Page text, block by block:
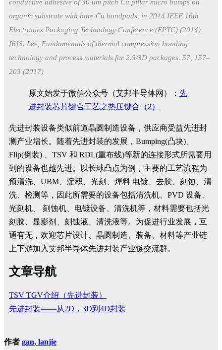
conductive adhesive of 30 um pitch Cu pillar micro bumps on
organic substrate with bare Cu bondpads, in 2014 IEEE 16th
Electronics Packaging Technology Conference (EPTC) (2014)
[6]S. Lee, Fundamentals of thermal compression bonding
technology and process materials for 2.5/3D packages. 57, 157–
203 (2017)
原文始发于微信公众号（艾邦半导体网）： 先
进封装芯片键合工艺之热压键合（2）
先进封装设备类似前道晶圆制造设备，供应商受益先进封
测产业增长。随着先进封装的发展，Bumping(凸块)、
Flip(倒装) 、TSV 和 RDL(重布线)等新的连接形式所需要用
到的设备也越先进。以长球凸点为例，主要的工艺流程为
预清洗、UBM、淀积、光刻、焊料 电镀、去胶、刻蚀、清
洗、检测等，因此所需要的设备包括清洗机、PVD 设备、
光刻机、 刻蚀机、电镀设备、清洗机等，材料需要包括光
刻胶、显影剂、刻蚀液、清洗液等。为促进行业发展，互
通有无，欢迎芯片设计、晶圆制造、装备、材料等产业链
上下游加入艾邦半导体先进封装产业链交流群。
文章导航
TSV TGV介绍（先进封装）
先进封装——从2D，3D到4D封装
作者 gan, lanjie